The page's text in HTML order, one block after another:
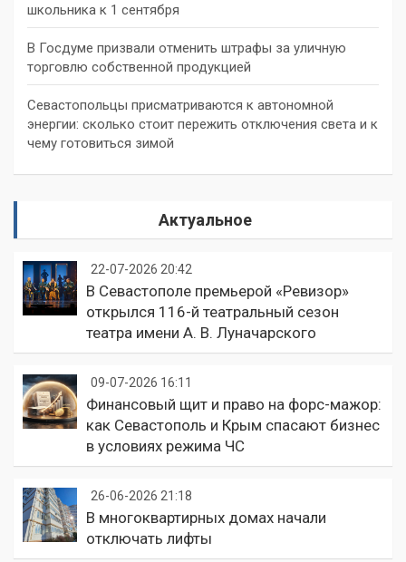
школьника к 1 сентября
В Госдуме призвали отменить штрафы за уличную
торговлю собственной продукцией
Севастопольцы присматриваются к автономной
энергии: сколько стоит пережить отключения света и к
чему готовиться зимой
Актуальное
22-07-2026 20:42
В Севастополе премьерой «Ревизор»
открылся 116-й театральный сезон
театра имени А. В. Луначарского
09-07-2026 16:11
Финансовый щит и право на форс-мажор:
как Севастополь и Крым спасают бизнес
в условиях режима ЧС
26-06-2026 21:18
В многоквартирных домах начали
отключать лифты